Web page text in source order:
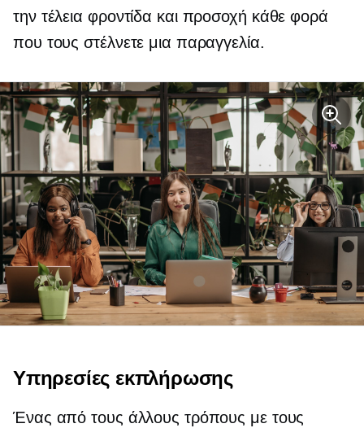
την τέλεια φροντίδα και προσοχή κάθε φορά
που τους στέλνετε μια παραγγελία.
Υπηρεσίες εκπλήρωσης
Ένας από τους άλλους τρόπους με τους